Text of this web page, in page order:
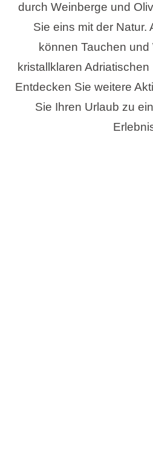
durch Weinberge und
Sie eins mit der Natur.
können Tauchen und
kristallklaren
Entdecken Sie weitere
Sie Ihren Urlaub zu